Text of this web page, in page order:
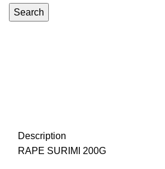
Search
Description
RAPE SURIMI 200G